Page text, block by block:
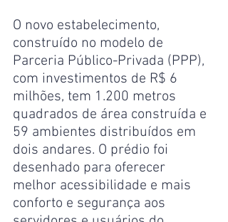
O novo estabelecimento,
construído no modelo de
Parceria Público-Privada (PPP),
com investimentos de R$ 6
milhões, tem 1.200 metros
quadrados de área construída e
59 ambientes distribuídos em
dois andares. O prédio foi
desenhado para oferecer
melhor acessibilidade e mais
conforto e segurança aos